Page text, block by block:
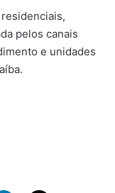
pelos canais
e unidades